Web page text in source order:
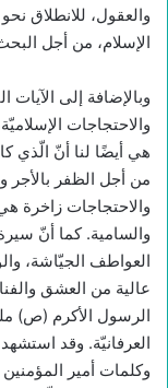
والعقول، للانطلاق
الإسلام، من أجل
وبالإضافة إلى الآيات
والاحتجاجات
هي أيضًا لنا أنّ الّذي
من أجل الظفر بالأجر
والاحتجاجات زاخرة
والسامية. كما أنّ
العواطف الجيّاشة،
عالية من العشق
الرسول الأكرم (ص)
العرفانيّة. وقد
وكلمات أمير